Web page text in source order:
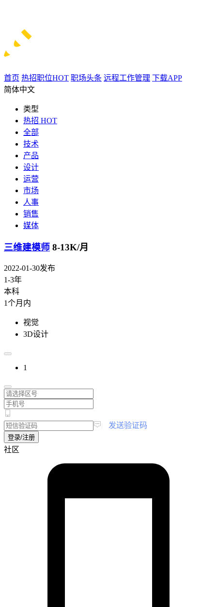
首页 热招职位HOT 职场头条 远程工作管理 下载APP
简体中文
类型
热招 HOT
全部
技术
产品
设计
运营
市场
人事
销售
媒体
三维建模师 8-13K/月
2022-01-30发布
1-3年
本科
1个月内
视觉
3D设计
1
发送验证码
登录/注册
社区